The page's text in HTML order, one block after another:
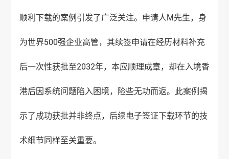
顺利下载的案例引发了广泛关注。申请人M先生，身
为世界500强企业高管，其续签申请在经历材料补充
后一次性获批至2032年，本应顺理成章，却在入境香
港后因系统问题陷入困境，险些无功而返。此案例揭
示了成功获批并非终点，后续电子签证下载环节的技
术细节同样至关重要。